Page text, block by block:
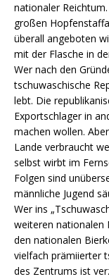
nationaler
großen
überall angeboten
mit der Flasche in
Wer nach den
tschuwaschische
lebt. Die
Exportschlager in
machen wollen.
Lande verbraucht
selbst wirbt im
Folgen sind
männliche Jugend
Wer ins
weiteren nationalen
den nationalen
vielfach prämiierter
des Zentrums ist